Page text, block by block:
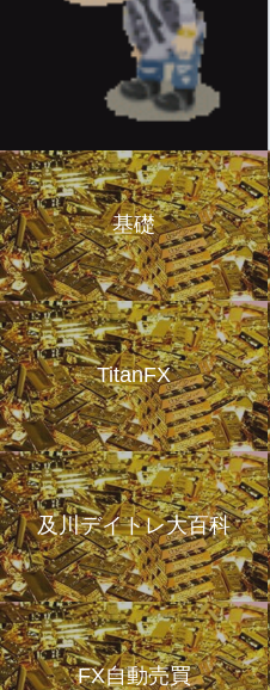
基礎
TitanFX
及川デイトレ大百科
FX自動売買